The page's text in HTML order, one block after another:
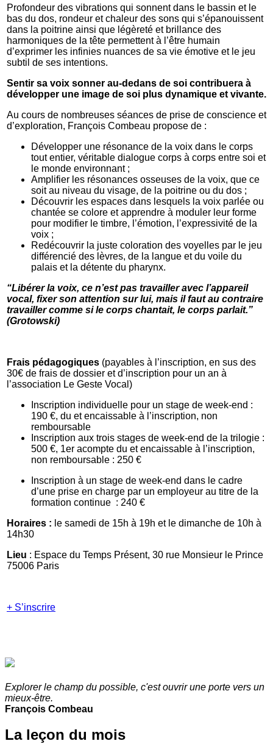
Profondeur des vibrations qui sonnent dans le bassin et le
bas du dos, rondeur et chaleur des sons qui s’épanouissent
dans la poitrine ainsi que légèreté et brillance des
harmoniques de la tête permettent à l’être humain
d’exprimer les infinies nuances de sa vie émotive et le jeu
subtil de ses intentions.
Sentir sa voix sonner au-dedans de soi contribuera à
développer une image de soi plus dynamique et vivante.
Au cours de nombreuses séances de prise de conscience et
d’exploration, François Combeau propose de :
Développer une résonance de la voix dans le corps
tout entier, véritable dialogue corps à corps entre soi et
le monde environnant ;
Amplifier les résonances osseuses de la voix, que ce
soit au niveau du visage, de la poitrine ou du dos ;
Découvrir les espaces dans lesquels la voix parlée ou
chantée se colore et apprendre à moduler leur forme
pour modifier le timbre, l’émotion, l’expressivité de la
voix ;
Redécouvrir la juste coloration des voyelles par le jeu
différencié des lèvres, de la langue et du voile du
palais et la détente du pharynx.
“Libérer la voix, ce n’est pas travailler avec l’appareil
vocal, fixer son attention sur lui, mais il faut au contraire
travailler comme si le corps chantait, le corps parlait.”
(Grotowski)
Frais pédagogiques (payables à l’inscription, en sus des
30€ de frais de dossier et d’inscription pour un an à
l’association Le Geste Vocal)
Inscription individuelle pour un stage de week-end :
190 €, du et encaissable à l’inscription, non
remboursable
Inscription aux trois stages de week-end de la trilogie :
500 €, 1er acompte du et encaissable à l’inscription,
non remboursable : 250 €
Inscription à un stage de week-end dans le cadre
d’une prise en charge par un employeur au titre de la
formation continue : 240 €
Horaires : le samedi de 15h à 19h et le dimanche de 10h à
14h30
Lieu : Espace du Temps Présent, 30 rue Monsieur le Prince
75006 Paris
+ S’inscrire
Explorer le champ du possible, c'est ouvrir une porte vers un
mieux-être.
François Combeau
La leçon du mois